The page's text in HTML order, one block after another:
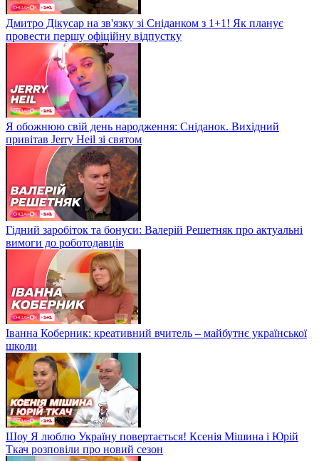
Дмитро Дікусар на зв'язку зі Сніданком з 1+1! Як планує
провести першу офіційну відпустку
Я обожнюю свій день народження: Сніданок. Вихідний
привітав Jerry Heil зі святом
Гідний заробіток та бонуси: Валерій Решетняк про актуальні
вимоги до роботодавців
Іванна Коберник: креативний вчитель – майбутнє української
школи
Шоу Я люблю Україну повертається! Ксенія Мішина і Юрій
Ткач розповіли про новий сезон